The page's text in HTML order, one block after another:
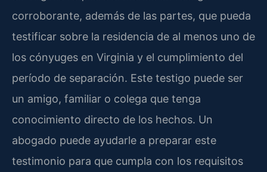
corroborante, además de las partes, que pueda
testificar sobre la residencia de al menos uno de
los cónyuges en Virginia y el cumplimiento del
período de separación. Este testigo puede ser
un amigo, familiar o colega que tenga
conocimiento directo de los hechos. Un
abogado puede ayudarle a preparar este
testimonio para que cumpla con los requisitos